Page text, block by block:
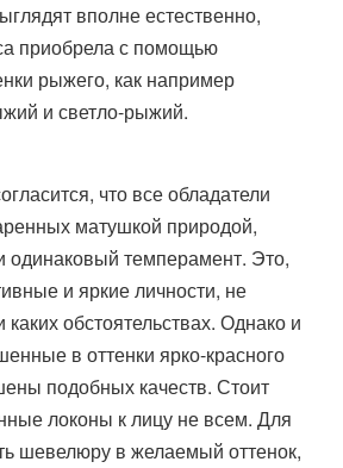
вполне естественно,
приобрела с помощью
рыжего, как например
и светло-рыжий.
что все обладатели
матушкой природой,
одинаковый темперамент. Это,
и яркие личности, не
обстоятельствах. Однако и
в оттенки ярко-красного
подобных качеств. Стоит
локоны к лицу не всем. Для
шевелюру в желаемый оттенок,